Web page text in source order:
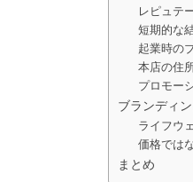
レピュテ
短期的な
起業時の
本店の住
プロモー
ブランディ
ライフウ
価格では
まとめ